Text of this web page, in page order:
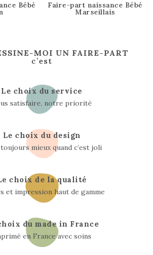
Bébé Faire-part naissance Bébé
Marseillais
MOI UN FAIRE-PART
c’est
Le choix du service
satisfaire, notre priorité
Le choix du design
toujours mieux quand c’est joli
choix de la qualité
et impression haut de gamme
du made in France
en France avec soins